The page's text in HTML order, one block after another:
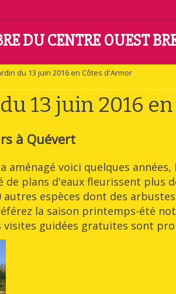
DU CENTRE OUEST
du 13 juin 2016 en Côtes d'Armor
13 juin 2016
à Quévert
aménagé voici quelques
de plans d'eaux fleurissent plus
espèces dont des
la saison printemps-été
visites guidées gratuites sont